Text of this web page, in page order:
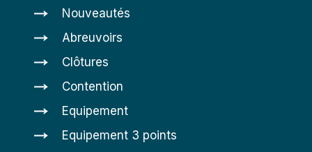
Nouveautés
Abreuvoirs
Clôtures
Contention
Equipement
Equipement 3 points